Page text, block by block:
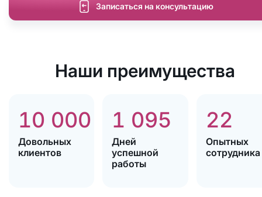
Записаться на консультацию
Наши преимущества
10 000
Довольных
клиентов
1 095
Дней
успешной
работы
22
Опытных
сотрудника